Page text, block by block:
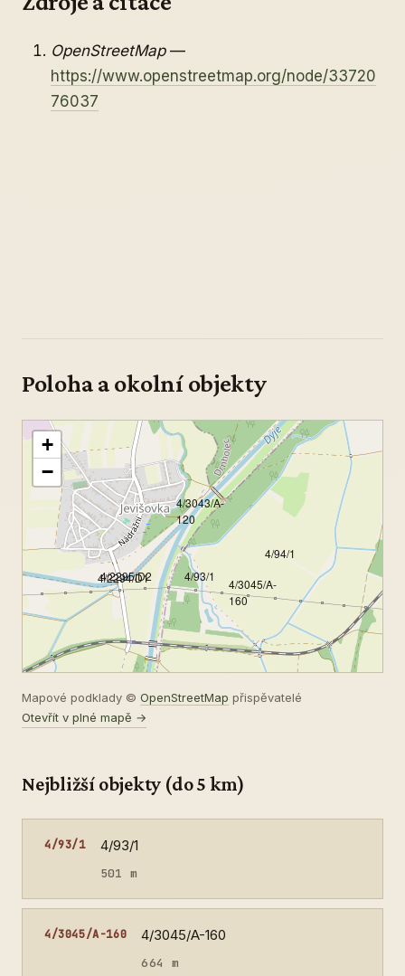
OpenStreetMap—
https://www.openstreetmap.org/node/33720
76037
Poloha a okolní objekty
4/3043/A-
120
4/93/1
4/3045/A-
160
4/94/1
4/2295/D2
4/2294/D1
+
−
Mapové podklady © OpenStreetMap přispěvatelé
Otevřít v plné mapě →
Nejbližší objekty (do 5 km)
4/93/1 4/93/1
501 m
4/3045/A-160 4/3045/A-160
664 m